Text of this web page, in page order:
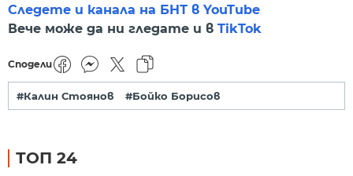
Следете и канала на БНТ в YouTube
Вече може да ни гледате и в TikTok
Сподели
#Калин Стоянов #Бойко Борисов
ТОП 24